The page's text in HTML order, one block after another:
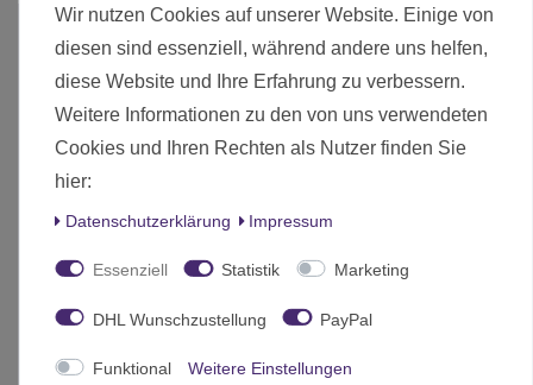
Wir nutzen Cookies auf unserer Website. Einige von
diesen sind essenziell, während andere uns helfen,
diese Website und Ihre Erfahrung zu verbessern.
Weitere Informationen zu den von uns verwendeten
Cookies und Ihren Rechten als Nutzer finden Sie
hier:
Daten­schutz­erklärung Impressum
Essenziell Statistik Marketing
DHL Wunschzustellung PayPal
Funktional Weitere Einstellungen